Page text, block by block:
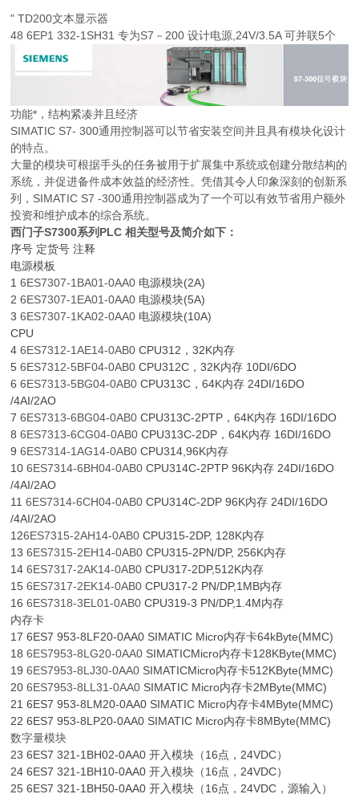
" TD200文本显示器
48 6EP1 332-1SH31 专为S7－200 设计电源,24V/3.5A 可并联5个
功能*，结构紧凑并且经济
SIMATIC S7- 300通用控制器可以节省安装空间并且具有模块化设计
的特点。
大量的模块可根据手头的任务被用于扩展集中系统或创建分散结构的
系统，并促进备件成本效益的经济性。凭借其令人印象深刻的创新系
列，SIMATIC S7 -300通用控制器成为了一个可以有效节省用户额外
投资和维护成本的综合系统。
西门子S7300系列PLC 相关型号及简介如下：
序号 定货号 注释
电源模板
16ES7307-1BA01-0AA0 电源模块(2A)
26ES7307-1EA01-0AA0 电源模块(5A)
36ES7307-1KA02-0AA0 电源模块(10A)
CPU
46ES7312-1AE14-0AB0 CPU312，32K内存
56ES7312-5BF04-0AB0 CPU312C，32K内存 10DI/6DO
66ES7313-5BG04-0AB0 CPU313C，64K内存 24DI/16DO
/4AI/2AO
76ES7313-6BG04-0AB0 CPU313C-2PTP，64K内存 16DI/16DO
86ES7313-6CG04-0AB0 CPU313C-2DP，64K内存 16DI/16DO
96ES7314-1AG14-0AB0 CPU314,96K内存
106ES7314-6BH04-0AB0 CPU314C-2PTP 96K内存 24DI/16DO
/4AI/2AO
116ES7314-6CH04-0AB0 CPU314C-2DP 96K内存 24DI/16DO
/4AI/2AO
126ES7315-2AH14-0AB0 CPU315-2DP, 128K内存
136ES7315-2EH14-0AB0 CPU315-2PN/DP, 256K内存
146ES7317-2AK14-0AB0 CPU317-2DP,512K内存
156ES7317-2EK14-0AB0 CPU317-2 PN/DP,1MB内存
166ES7318-3EL01-0AB0 CPU319-3 PN/DP,1.4M内存
内存卡
17 6ES7 953-8LF20-0AA0 SIMATIC Micro内存卡64kByte(MMC)
186ES7953-8LG20-0AA0 SIMATICMicro内存卡128KByte(MMC)
196ES7953-8LJ30-0AA0 SIMATICMicro内存卡512KByte(MMC)
206ES7953-8LL31-0AA0 SIMATIC Micro内存卡2MByte(MMC)
21 6ES7 953-8LM20-0AA0 SIMATIC Micro内存卡4MByte(MMC)
22 6ES7 953-8LP20-0AA0 SIMATIC Micro内存卡8MByte(MMC)
数字量模块
23 6ES7 321-1BH02-0AA0 开入模块（16点，24VDC）
24 6ES7 321-1BH10-0AA0 开入模块（16点，24VDC）
25 6ES7 321-1BH50-0AA0 开入模块（16点，24VDC，源输入）